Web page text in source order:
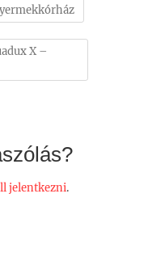
X –
jelentkezni.